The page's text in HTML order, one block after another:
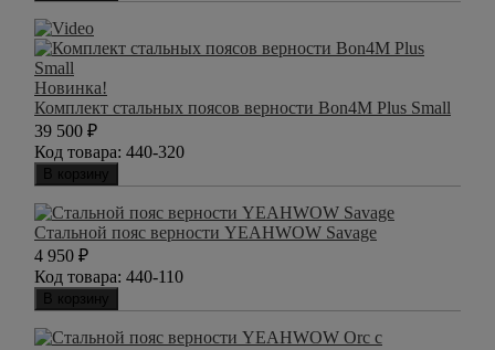
Новинка!
Комплект стальных поясов верности Bon4M Plus Small
39 500 ₽
Код товара: 440-320
В корзину
Стальной пояс верности YEAHWOW Savage
4 950 ₽
Код товара: 440-110
В корзину